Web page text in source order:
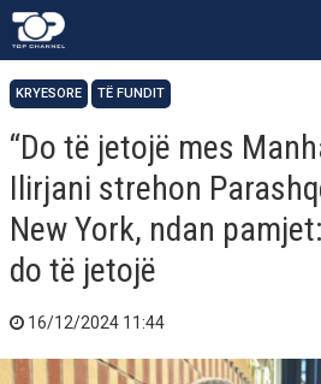
KRYESORE TË FUNDIT
“Do të jetojë mes
Ilirjani strehon
New York, ndan
do të jetojë
16/12/2024 11:44